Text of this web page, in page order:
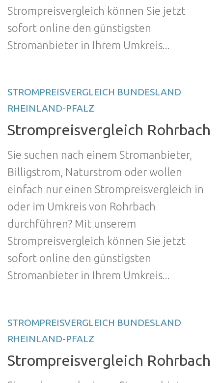
Strompreisvergleich können Sie jetzt
sofort online den günstigsten
Stromanbieter in Ihrem Umkreis...
STROMPREISVERGLEICH BUNDESLAND
RHEINLAND-PFALZ
Strompreisvergleich Rohrbach
Sie suchen nach einem Stromanbieter,
Billigstrom, Naturstrom oder wollen
einfach nur einen Strompreisvergleich in
oder im Umkreis von Rohrbach
durchführen? Mit unserem
Strompreisvergleich können Sie jetzt
sofort online den günstigsten
Stromanbieter in Ihrem Umkreis...
STROMPREISVERGLEICH BUNDESLAND
RHEINLAND-PFALZ
Strompreisvergleich Rohrbach